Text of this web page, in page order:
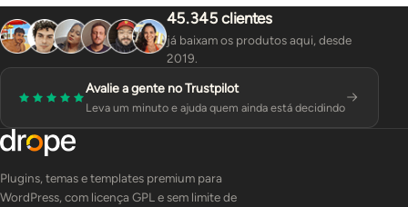
45.345 clientes
já baixam os produtos aqui, desde
2019.
Avalie a gente no Trustpilot
Leva um minuto e ajuda quem ainda está decidindo
Plugins, temas e templates premium para
WordPress, com licença GPL e sem limite de